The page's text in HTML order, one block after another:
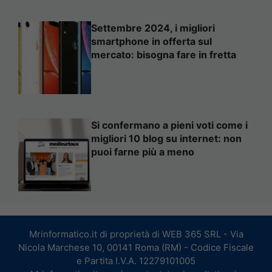
Settembre 2024, i migliori
smartphone in offerta sul
mercato: bisogna fare in fretta
Si confermano a pieni voti come i
migliori 10 blog su internet: non
puoi farne più a meno
Mrinformatico.it di proprietà di WEB 365 SRL - Via
Nicola Marchese 10, 00141 Roma (RM) - Codice Fiscale
e Partita I.V.A. 12279101005